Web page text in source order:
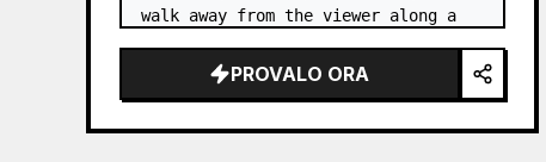
walk away from the viewer along a
enormous ornate palace gate rising
from a mirror-still l…
PROVALO ORA